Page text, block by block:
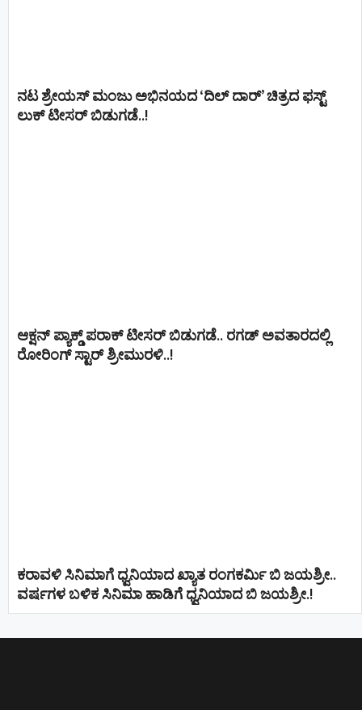
ನಟ ಶ್ರೇಯಸ್ ಮಂಜು ಅಭಿನಯದ ‘ದಿಲ್ ದಾರ್’ ಚಿತ್ರದ ಫಸ್ಟ್
ಲುಕ್ ಟೀಸರ್ ಬಿಡುಗಡೆ..!
ಆಕ್ಷನ್ ಪ್ಯಾಕ್ಡ್ ಪರಾಕ್ ಟೀಸರ್ ಬಿಡುಗಡೆ.. ರಗಡ್ ಅವತಾರದಲ್ಲಿ
ರೋರಿಂಗ್ ಸ್ಟಾರ್ ಶ್ರೀಮುರಳಿ..!
ಕರಾವಳಿ ಸಿನಿಮಾಗೆ ಧ್ವನಿಯಾದ ಖ್ಯಾತ ರಂಗಕರ್ಮಿ ಬಿ ಜಯಶ್ರೀ..
ವರ್ಷಗಳ ಬಳಿಕ ಸಿನಿಮಾ ಹಾಡಿಗೆ ಧ್ವನಿಯಾದ ಬಿ ಜಯಶ್ರೀ.!